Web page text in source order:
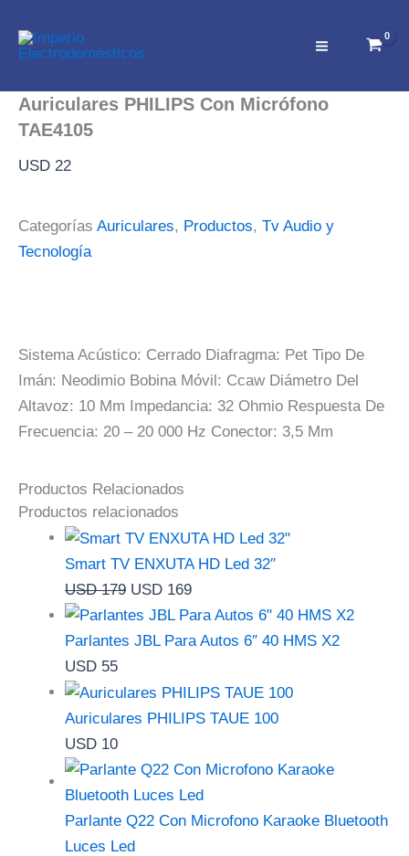
contenido
Auriculares PHILIPS Con Micrófono
TAE4105
USD 22
Categorías Auriculares, Productos, Tv Audio y
Tecnología
Sistema Acústico: Cerrado Diafragma: Pet Tipo De
Imán: Neodimio Bobina Móvil: Ccaw Diámetro Del
Altavoz: 10 Mm Impedancia: 32 Ohmio Respuesta De
Frecuencia: 20 – 20 000 Hz Conector: 3,5 Mm
Productos Relacionados
Productos relacionados
¡Oferta!
¡Oferta!
Smart TV ENXUTA HD Led 32″
USD179
original
era:
USD 179.
USD 169
es:
USD 169.
Parlantes JBL Para Autos 6″ 40 HMS X2
USD 55
Auriculares PHILIPS TAUE 100
USD 10
Parlante Q22 Con Microfono Karaoke Bluetooth
Luces Led